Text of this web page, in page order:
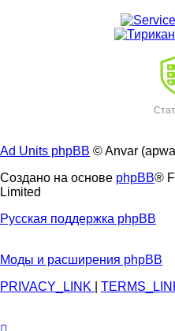
Ad Units phpBB © Anvar
Создано на основе phpBB®
Limited
Русская поддержка phpBB
Моды и расширения phpBB
PRIVACY_LINK